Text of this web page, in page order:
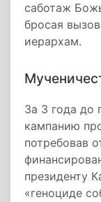
саботаж
бросая
иерархам.
За 3 года до
кампанию
потребовав
президенту
«геноциде